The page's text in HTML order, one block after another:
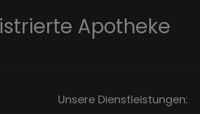
Apotheke
Unsere Dienstleistungen: